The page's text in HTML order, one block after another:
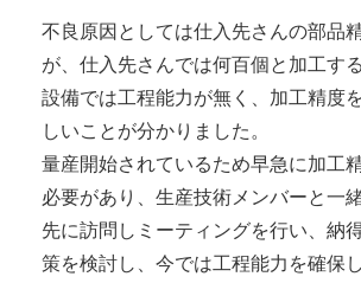
不良原因としては仕入先さんの部品
が、仕入先さんでは何百個と加工す
設備では工程能力が無く、加工精度
しいことが分かりました。
量産開始されているため早急に加工
必要があり、生産技術メンバーと一
先に訪問しミーティングを行い、納
策を検討し、今では工程能力を確保